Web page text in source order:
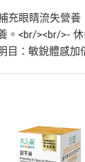
充眼睛流失營
。<br/><br/>-
目：敏銳體感加